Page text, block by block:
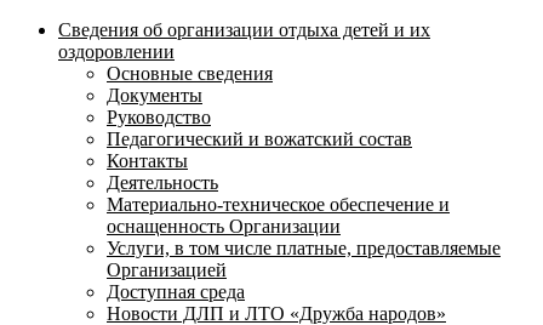
Сведения об организации отдыха детей и их
оздоровлении
Основные сведения
Документы
Руководство
Педагогический и вожатский состав
Контакты
Деятельность
Материально-техническое обеспечение и
оснащенность Организации
Услуги, в том числе платные, предоставляемые
Организацией
Доступная среда
Новости ДЛП и ЛТО «Дружба народов»